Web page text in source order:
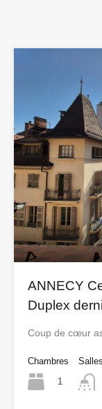
ANNECY
Duplex
Coup de cœur
Chambres
1